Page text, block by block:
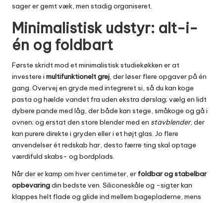
sager er gemt væk, men stadig organiseret.
Minimalistisk udstyr: alt-i-
én og foldbart
Første skridt mod et minimalistisk studie­køkken er at
investere i multifunktionelt grej, der løser flere opgaver på én
gang. Overvej en gryde med integreret si, så du kan koge
pasta og hælde vandet fra uden ekstra dørslag; vælg en lidt
dybere pande med låg, der både kan stege, småkoge og gå i
ovnen; og erstat den store blender med en stavblender, der
kan purere direkte i gryden eller i et højt glas. Jo flere
anvendelser ét redskab har, desto færre ting skal optage
værdifuld skabs- og bordplads.
Når der er kamp om hver centimeter, er foldbar og stabelbar
opbevaringdin bedste ven. Siliconeskåle og -sigter kan
klappes helt flade og glide ind mellem bagepladerne, mens